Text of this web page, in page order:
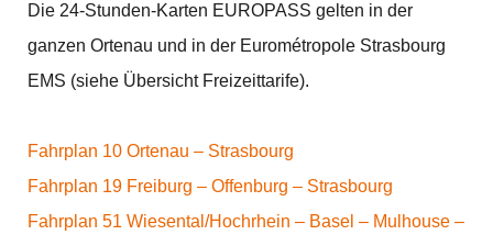
Die 24-Stunden-Karten EUROPASS gelten in der
ganzen Ortenau und in der Eurométropole Strasbourg
EMS (siehe Übersicht Freizeittarife).
Fahrplan 10 Ortenau – Strasbourg
Fahrplan 19 Freiburg – Offenburg – Strasbourg
Fahrplan 51 Wiesental/Hochrhein – Basel – Mulhouse –